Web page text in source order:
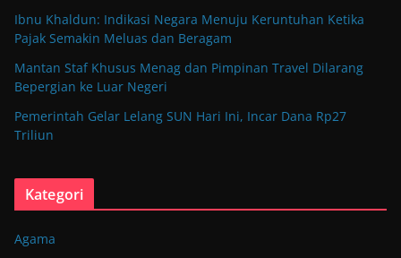
Ibnu Khaldun: Indikasi Negara Menuju Keruntuhan Ketika
Pajak Semakin Meluas dan Beragam
Mantan Staf Khusus Menag dan Pimpinan Travel Dilarang
Bepergian ke Luar Negeri
Pemerintah Gelar Lelang SUN Hari Ini, Incar Dana Rp27
Triliun
Kategori
Agama